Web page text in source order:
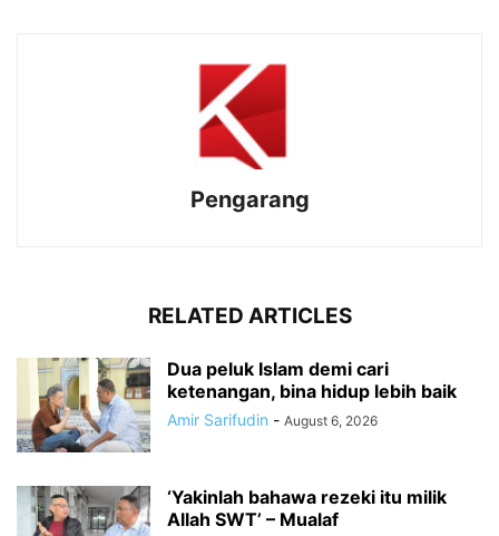
Pengarang
RELATED ARTICLES
Dua peluk Islam demi cari
ketenangan, bina hidup lebih baik
Amir Sarifudin - August 6, 2026
‘Yakinlah bahawa rezeki itu milik
Allah SWT’ – Mualaf